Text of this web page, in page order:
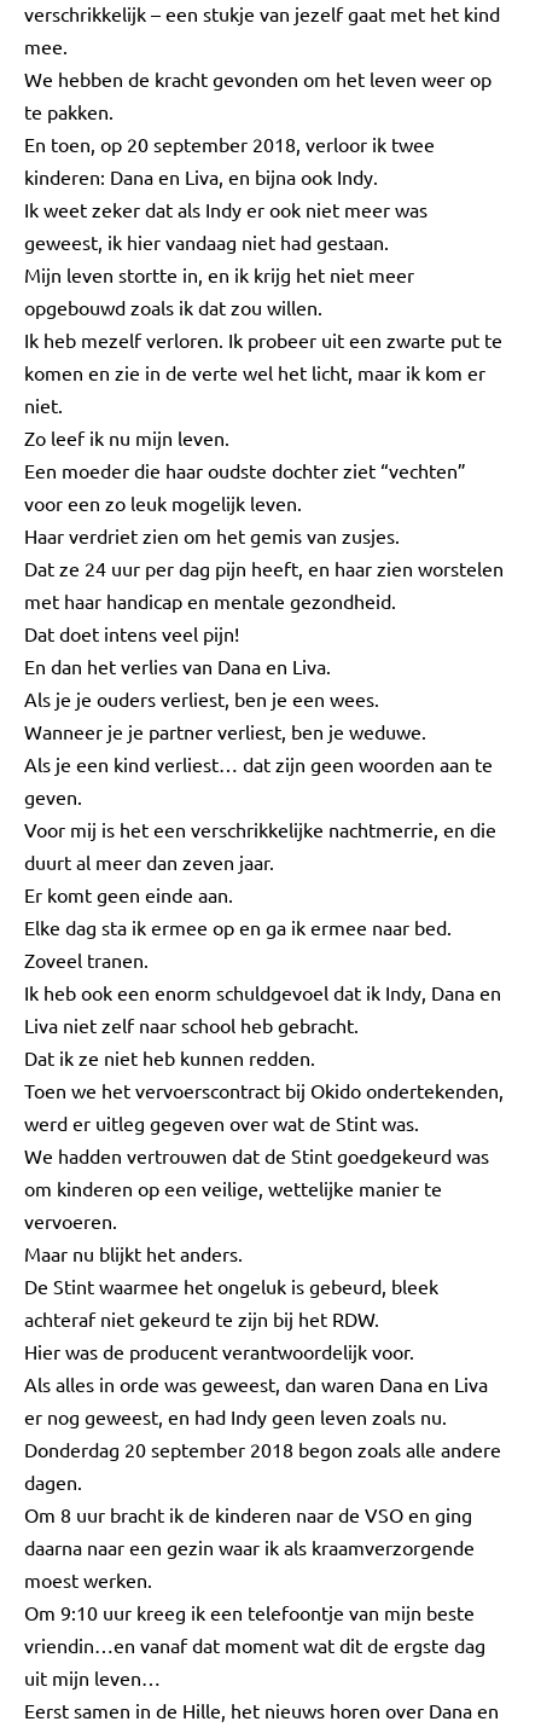
verschrikkelijk – een stukje van jezelf gaat met het kind
mee.
We hebben de kracht gevonden om het leven weer op
te pakken.
En toen, op 20 september 2018, verloor ik twee
kinderen: Dana en Liva, en bijna ook Indy.
Ik weet zeker dat als Indy er ook niet meer was
geweest, ik hier vandaag niet had gestaan.
Mijn leven stortte in, en ik krijg het niet meer
opgebouwd zoals ik dat zou willen.
Ik heb mezelf verloren. Ik probeer uit een zwarte put te
komen en zie in de verte wel het licht, maar ik kom er
niet.
Zo leef ik nu mijn leven.
Een moeder die haar oudste dochter ziet “vechten”
voor een zo leuk mogelijk leven.
Haar verdriet zien om het gemis van zusjes.
Dat ze 24 uur per dag pijn heeft, en haar zien worstelen
met haar handicap en mentale gezondheid.
Dat doet intens veel pijn!
En dan het verlies van Dana en Liva.
Als je je ouders verliest, ben je een wees.
Wanneer je je partner verliest, ben je weduwe.
Als je een kind verliest… dat zijn geen woorden aan te
geven.
Voor mij is het een verschrikkelijke nachtmerrie, en die
duurt al meer dan zeven jaar.
Er komt geen einde aan.
Elke dag sta ik ermee op en ga ik ermee naar bed.
Zoveel tranen.
Ik heb ook een enorm schuldgevoel dat ik Indy, Dana en
Liva niet zelf naar school heb gebracht.
Dat ik ze niet heb kunnen redden.
Toen we het vervoerscontract bij Okido ondertekenden,
werd er uitleg gegeven over wat de Stint was.
We hadden vertrouwen dat de Stint goedgekeurd was
om kinderen op een veilige, wettelijke manier te
vervoeren.
Maar nu blijkt het anders.
De Stint waarmee het ongeluk is gebeurd, bleek
achteraf niet gekeurd te zijn bij het RDW.
Hier was de producent verantwoordelijk voor.
Als alles in orde was geweest, dan waren Dana en Liva
er nog geweest, en had Indy geen leven zoals nu.
Donderdag 20 september 2018 begon zoals alle andere
dagen.
Om 8 uur bracht ik de kinderen naar de VSO en ging
daarna naar een gezin waar ik als kraamverzorgende
moest werken.
Om 9:10 uur kreeg ik een telefoontje van mijn beste
vriendin…en vanaf dat moment wat dit de ergste dag
uit mijn leven…
Eerst samen in de Hille, het nieuws horen over Dana en